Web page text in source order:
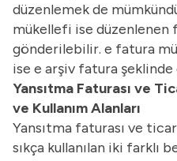
düzenlemek de
mükellefi ise düzenlenen
gönderilebilir. e fatura
ise e arşiv fatura
Yansıtma Faturası ve
ve Kullanım Alanları
Yansıtma faturası ve
sıkça kullanılan iki farklı